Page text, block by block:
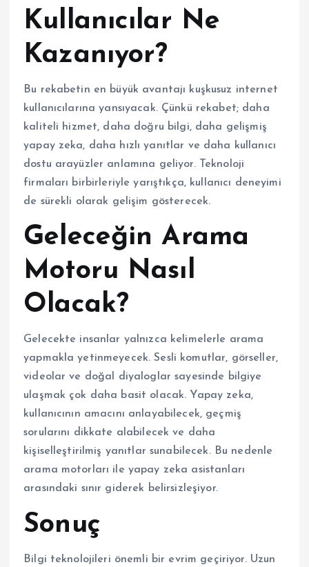
Kullanıcılar Ne
Kazanıyor?
Bu rekabetin en büyük avantajı kuşkusuz internet
kullanıcılarına yansıyacak. Çünkü rekabet; daha
kaliteli hizmet, daha doğru bilgi, daha gelişmiş
yapay zeka, daha hızlı yanıtlar ve daha kullanıcı
dostu arayüzler anlamına geliyor. Teknoloji
firmaları birbirleriyle yarıştıkça, kullanıcı deneyimi
de sürekli olarak gelişim gösterecek.
Geleceğin Arama
Motoru Nasıl
Olacak?
Gelecekte insanlar yalnızca kelimelerle arama
yapmakla yetinmeyecek. Sesli komutlar, görseller,
videolar ve doğal diyaloglar sayesinde bilgiye
ulaşmak çok daha basit olacak. Yapay zeka,
kullanıcının amacını anlayabilecek, geçmiş
sorularını dikkate alabilecek ve daha
kişiselleştirilmiş yanıtlar sunabilecek. Bu nedenle
arama motorları ile yapay zeka asistanları
arasındaki sınır giderek belirsizleşiyor.
Sonuç
Bilgi teknolojileri önemli bir evrim geçiriyor. Uzun